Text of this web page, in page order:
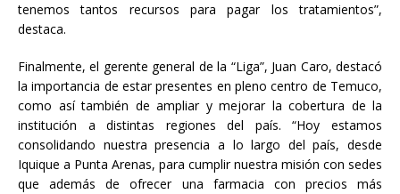
tenemos tantos recursos para pagar los tratamientos”,
destaca.
Finalmente, el gerente general de la “Liga”, Juan Caro, destacó
la importancia de estar presentes en pleno centro de Temuco,
como así también de ampliar y mejorar la cobertura de la
institución a distintas regiones del país. “Hoy estamos
consolidando nuestra presencia a lo largo del país, desde
Iquique a Punta Arenas, para cumplir nuestra misión con sedes
que además de ofrecer una farmacia con precios más